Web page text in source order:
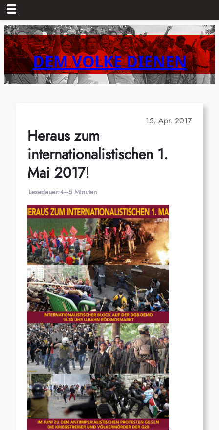
Zum
Inhalt
springenDEM VOLKE DIENEN
15. Apr. 2017
Heraus zum
internationalistischen 1.
Mai 2017!
Lesedauer:4–5 Minuten